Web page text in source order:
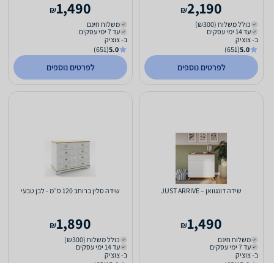
2,190
₪
כולל משלוח (₪300)
עד 14 ימי עסקים
ב- צוציק
5.0
(651)
לפרטים נוספים
1,490
₪
משלוח חינם
עד 7 ימי עסקים
ב- צוציק
5.0
(651)
לפרטים נוספים
שידה דונגוואן – JUST ARRIVE
1,490
₪
משלוח חינם
עד 7 ימי עסקים
ב- צוציק
שידה סלין ברוחב 120 ס״מ - לבן טבעי
1,890
₪
כולל משלוח (₪300)
עד 14 ימי עסקים
ב- צוציק